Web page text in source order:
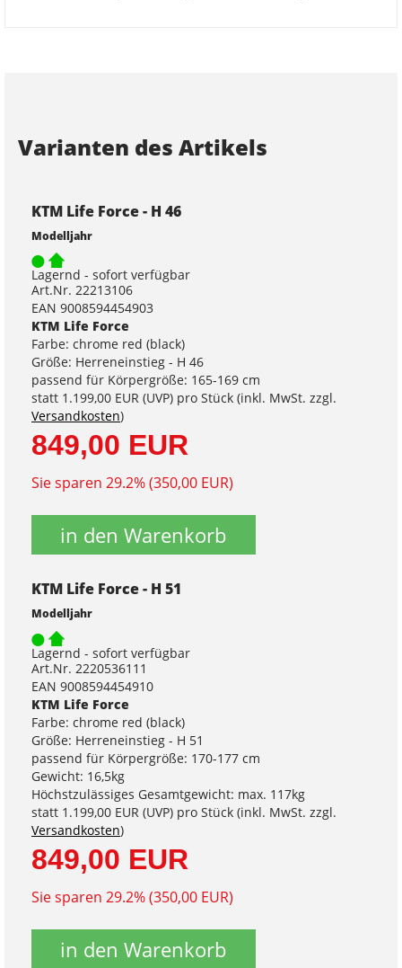
Varianten des Artikels
KTM Life Force - H 46
Modelljahr
Lagernd - sofort verfügbar
Art.Nr. 22213106
EAN 9008594454903
KTM Life Force
Farbe: chrome red (black)
Größe: Herreneinstieg - H 46
passend für Körpergröße: 165-169 cm
statt 1.199,00 EUR (UVP) pro Stück (inkl. MwSt. zzgl.
Versandkosten)
849,00 EUR
Sie sparen 29.2% (350,00 EUR)
in den Warenkorb
KTM Life Force - H 51
Modelljahr
Lagernd - sofort verfügbar
Art.Nr. 2220536111
EAN 9008594454910
KTM Life Force
Farbe: chrome red (black)
Größe: Herreneinstieg - H 51
passend für Körpergröße: 170-177 cm
Gewicht: 16,5kg
Höchstzulässiges Gesamtgewicht: max. 117kg
statt 1.199,00 EUR (UVP) pro Stück (inkl. MwSt. zzgl.
Versandkosten)
849,00 EUR
Sie sparen 29.2% (350,00 EUR)
in den Warenkorb